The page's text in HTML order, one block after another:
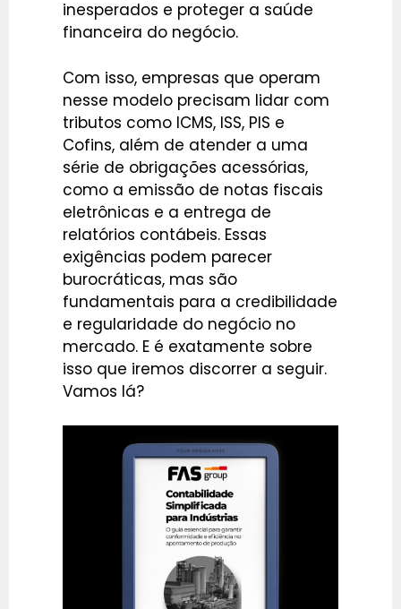
inesperados e proteger a saúde
financeira do negócio.
Com isso, empresas que operam
nesse modelo precisam lidar com
tributos como ICMS, ISS, PIS e
Cofins, além de atender a uma
série de obrigações acessórias,
como a emissão de notas fiscais
eletrônicas e a entrega de
relatórios contábeis. Essas
exigências podem parecer
burocráticas, mas são
fundamentais para a credibilidade
e regularidade do negócio no
mercado. E é exatamente sobre
isso que iremos discorrer a seguir.
Vamos lá?